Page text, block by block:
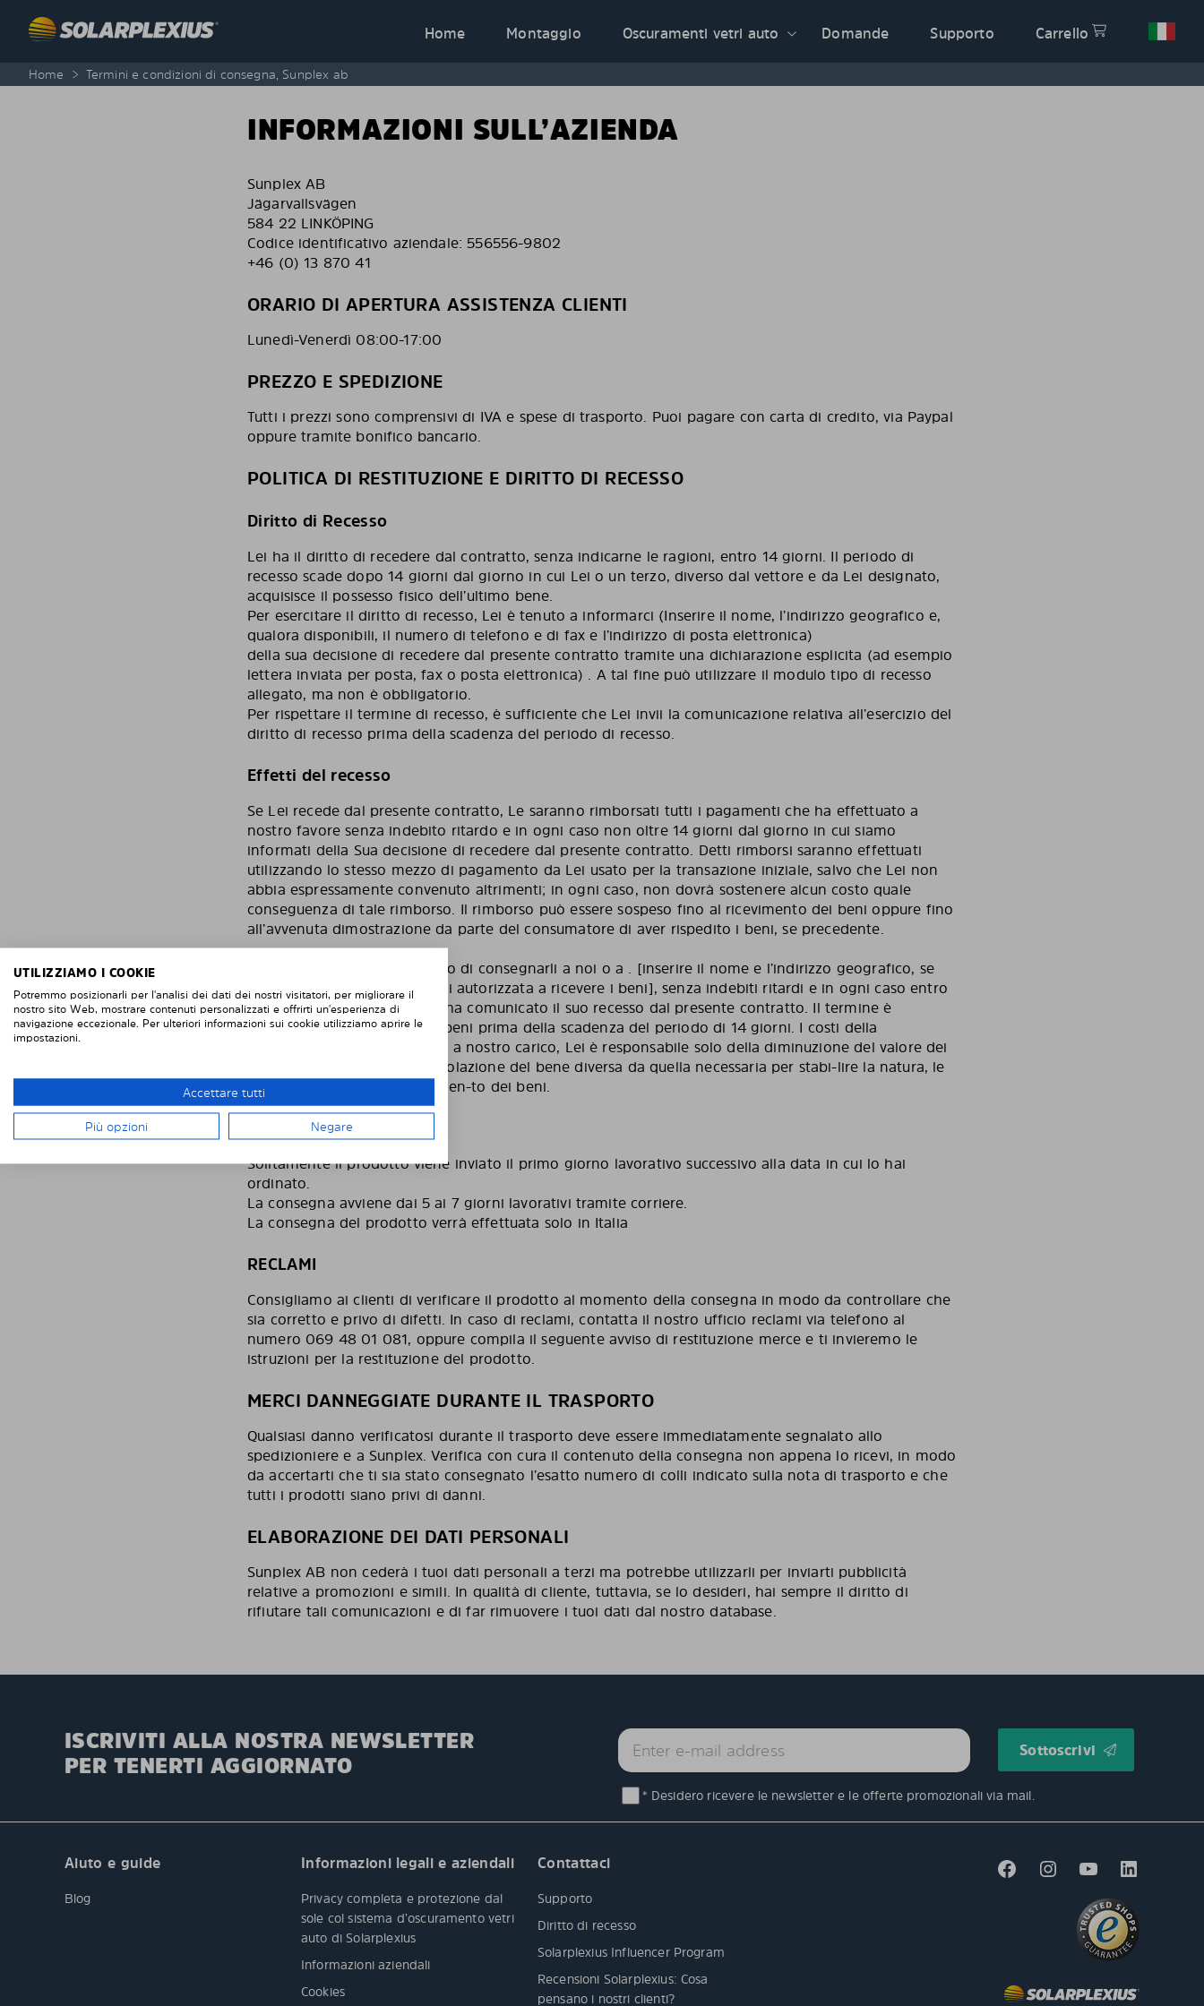
Home
Montaggio Oscuramenti vetri auto Domande Supporto Carrello
Home > Termini e condizioni di consegna, Sunplex ab
INFORMAZIONI SULL’AZIENDA
Sunplex AB
Jägarvallsvägen
584 22 LINKÖPING
Codice identificativo aziendale: 556556-9802
+46 (0) 13 870 41
ORARIO DI APERTURA ASSISTENZA CLIENTI
Lunedì-Venerdì 08:00-17:00
PREZZO E SPEDIZIONE
Tutti i prezzi sono comprensivi di IVA e spese di trasporto. Puoi pagare con carta di credito, via Paypal
oppure tramite bonifico bancario.
POLITICA DI RESTITUZIONE E DIRITTO DI RECESSO
Diritto di Recesso
Lei ha il diritto di recedere dal contratto, senza indicarne le ragioni, entro 14 giorni. Il periodo di
recesso scade dopo 14 giorni dal giorno in cui Lei o un terzo, diverso dal vettore e da Lei designato,
acquisisce il possesso fisico dell’ultimo bene.
Per esercitare il diritto di recesso, Lei è tenuto a informarci (Inserire il nome, l’indirizzo geografico e,
qualora disponibili, il numero di telefono e di fax e l’indirizzo di posta elettronica)
della sua decisione di recedere dal presente contratto tramite una dichiarazione esplicita (ad esempio
lettera inviata per posta, fax o posta elettronica) . A tal fine può utilizzare il modulo tipo di recesso
allegato, ma non è obbligatorio.
Per rispettare il termine di recesso, è sufficiente che Lei invii la comunicazione relativa all’esercizio del
diritto di recesso prima della scadenza del periodo di recesso.
Effetti del recesso
Se Lei recede dal presente contratto, Le saranno rimborsati tutti i pagamenti che ha effettuato a
nostro favore senza indebito ritardo e in ogni caso non oltre 14 giorni dal giorno in cui siamo
informati della Sua decisione di recedere dal presente contratto. Detti rimborsi saranno effettuati
utilizzando lo stesso mezzo di pagamento da Lei usato per la transazione iniziale, salvo che Lei non
abbia espressamente convenuto altrimenti; in ogni caso, non dovrà sostenere alcun costo quale
conseguenza di tale rimborso. Il rimborso può essere sospeso fino al ricevimento dei beni oppure fino
all’avvenuta dimostrazione da parte del consumatore di aver rispedito i beni, se precedente.
E’ pregato di rispedire i beni o di consegnarli a noi o a . [inserire il nome e l’indirizzo geografico, se
del caso, della persona da Lei autorizzata a ricevere i beni], senza indebiti ritardi e in ogni caso entro
14 giorni dal giorno in cui ci ha comunicato il suo recesso dal presente contratto. Il termine è
rispettato se Lei rispedisce i beni prima della scadenza del periodo di 14 giorni. I costi della
restituzione dei beni saranno a nostro carico, Lei è responsabile solo della diminuzione del valore dei
beni risultante da una manipolazione del bene diversa da quella necessaria per stabi-lire la natura, le
caratteristiche e il funzionamen-to dei beni.
CONSEGNA
Solitamente il prodotto viene inviato il primo giorno lavorativo successivo alla data in cui lo hai
ordinato.
La consegna avviene dai 5 ai 7 giorni lavorativi tramite corriere.
La consegna del prodotto verrà effettuata solo in Italia
RECLAMI
Consigliamo ai clienti di verificare il prodotto al momento della consegna in modo da controllare che
sia corretto e privo di difetti. In caso di reclami, contatta il nostro ufficio reclami via telefono al
numero 069 48 01 081, oppure compila il seguente avviso di restituzione merce e ti invieremo le
istruzioni per la restituzione del prodotto.
MERCI DANNEGGIATE DURANTE IL TRASPORTO
Qualsiasi danno verificatosi durante il trasporto deve essere immediatamente segnalato allo
spedizioniere e a Sunplex. Verifica con cura il contenuto della consegna non appena lo ricevi, in modo
da accertarti che ti sia stato consegnato l’esatto numero di colli indicato sulla nota di trasporto e che
tutti i prodotti siano privi di danni.
ELABORAZIONE DEI DATI PERSONALI
Sunplex AB non cederà i tuoi dati personali a terzi ma potrebbe utilizzarli per inviarti pubblicità
relative a promozioni e simili. In qualità di cliente, tuttavia, se lo desideri, hai sempre il diritto di
rifiutare tali comunicazioni e di far rimuovere i tuoi dati dal nostro database.
ISCRIVITI ALLA NOSTRA NEWSLETTER
PER TENERTI AGGIORNATO
* Desidero ricevere le newsletter e le offerte promozionali via mail.
Aiuto e guide
Blog
Informazioni legali e aziendali
Privacy completa e protezione dal
sole col sistema d’oscuramento vetri
auto di Solarplexius
Informazioni aziendali
Cookies
Contattaci
Supporto
Diritto di recesso
Solarplexius Influencer Program
Recensioni Solarplexius: Cosa
pensano i nostri clienti?
UTILIZZIAMO I COOKIE
Potremmo posizionarli per l'analisi dei dati dei nostri visitatori, per migliorare il
nostro sito Web, mostrare contenuti personalizzati e offrirti un'esperienza di
navigazione eccezionale. Per ulteriori informazioni sui cookie utilizziamo aprire le
impostazioni.
Accettare tutti
Più opzioni Negare